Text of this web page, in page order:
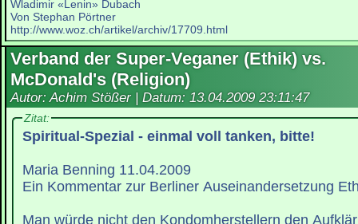
Wladimir «Lenin» Dubach
Von Stephan Pörtner
http://www.woz.ch/artikel/archiv/17709.html
Verband der Super-Veganer (Ethik) vs.
McDonald's (Religion)
Autor: Achim Stößer | Datum: 13.04.2009 23:11:47
Zitat:
Spiritual-Spezial - einmal voll tanken, bitte!
Maria Benning 11.04.2009
Ein Kommentar zur Berliner Auseinandersetzung
Man würde nicht den Kondomherstellern den